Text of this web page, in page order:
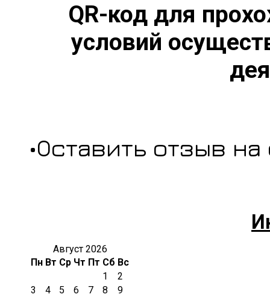
QR-код для
условий
•Оставить отзыв на
Август 2026
Пн Вт Ср Чт Пт Сб Вс
1
2
3
4 5 6 7 8
9